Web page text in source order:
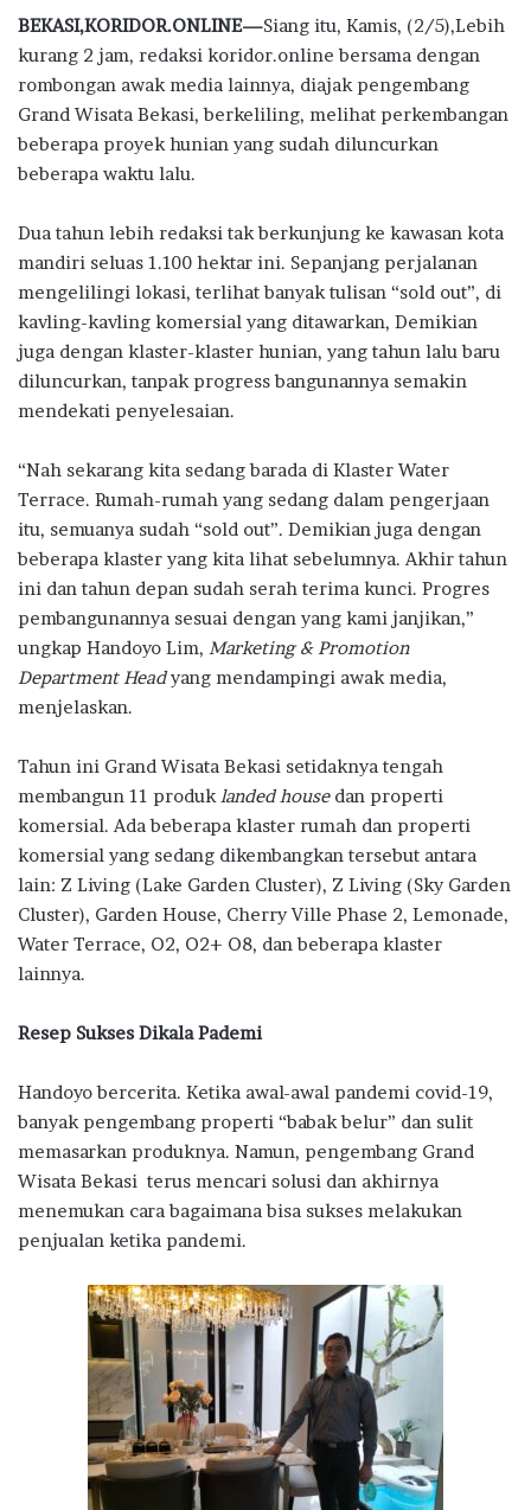
e
b
o
o
k
it
te
r
at
s
A
p
p
e e
g
ra
m
ar
e
BEKASI,KORIDOR.ONLINE—Siang itu, Kamis, (2/5),Lebih
kurang 2 jam, redaksi koridor.online bersama dengan
rombongan awak media lainnya, diajak pengembang
Grand Wisata Bekasi, berkeliling, melihat perkembangan
beberapa proyek hunian yang sudah diluncurkan
beberapa waktu lalu.
Dua tahun lebih redaksi tak berkunjung ke kawasan kota
mandiri seluas 1.100 hektar ini. Sepanjang perjalanan
mengelilingi lokasi, terlihat banyak tulisan “sold out”, di
kavling-kavling komersial yang ditawarkan, Demikian
juga dengan klaster-klaster hunian, yang tahun lalu baru
diluncurkan, tanpak progress bangunannya semakin
mendekati penyelesaian.
“Nah sekarang kita sedang barada di Klaster Water
Terrace. Rumah-rumah yang sedang dalam pengerjaan
itu, semuanya sudah “sold out”. Demikian juga dengan
beberapa klaster yang kita lihat sebelumnya. Akhir tahun
ini dan tahun depan sudah serah terima kunci. Progres
pembangunannya sesuai dengan yang kami janjikan,”
ungkap Handoyo Lim, Marketing & Promotion
Department Headyang mendampingi awak media,
menjelaskan.
Tahun ini Grand Wisata Bekasi setidaknya tengah
membangun 11 produklanded house dan properti
komersial. Ada beberapa klaster rumah dan properti
komersial yang sedang dikembangkan tersebut antara
lain: Z Living (Lake Garden Cluster), Z Living (Sky Garden
Cluster), Garden House, Cherry Ville Phase 2, Lemonade,
Water Terrace, O2, O2+ O8, dan beberapa klaster
lainnya.
Resep Sukses Dikala Pademi
Handoyo bercerita. Ketika awal-awal pandemi covid-19,
banyak pengembang properti “babak belur” dan sulit
memasarkan produknya. Namun, pengembang Grand
Wisata Bekasi terus mencari solusi dan akhirnya
menemukan cara bagaimana bisa sukses melakukan
penjualan ketika pandemi.